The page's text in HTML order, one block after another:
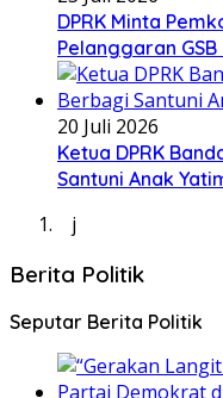
DPRK Minta
Pelanggaran
20 Juli 2026
Ketua DPRK
Santuni Anak
j
Berita Politik
Seputar Berita Politik